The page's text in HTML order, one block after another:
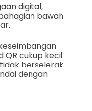
digital,
bawah
QR cukup kecil
berselerak
dengan